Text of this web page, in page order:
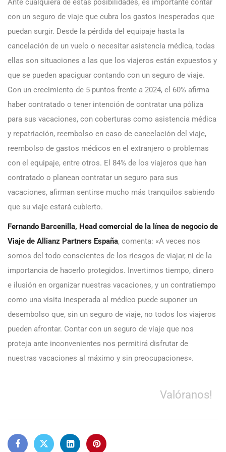
Ante cualquiera de estas posibilidades, es importante contar
con un seguro de viaje que cubra los gastos inesperados que
puedan surgir. Desde la pérdida del equipaje hasta la
cancelación de un vuelo o necesitar asistencia médica, todas
ellas son situaciones a las que los viajeros están expuestos y
que se pueden apaciguar contando con un seguro de viaje.
Con un crecimiento de 5 puntos frente a 2024, el 60% afirma
haber contratado o tener intención de contratar una póliza
para sus vacaciones, con coberturas como asistencia médica
y repatriación, reembolso en caso de cancelación del viaje,
reembolso de gastos médicos en el extranjero o problemas
con el equipaje, entre otros. El 84% de los viajeros que han
contratado o planean contratar un seguro para sus
vacaciones, afirman sentirse mucho más tranquilos sabiendo
que su viaje estará cubierto.
Fernando Barcenilla, Head comercial de la línea de negocio de
Viaje de Allianz Partners España, comenta: «A veces nos
somos del todo conscientes de los riesgos de viajar, ni de la
importancia de hacerlo protegidos. Invertimos tiempo, dinero
e ilusión en organizar nuestras vacaciones, y un contratiempo
como una visita inesperada al médico puede suponer un
desembolso que, sin un seguro de viaje, no todos los viajeros
pueden afrontar. Contar con un seguro de viaje que nos
proteja ante inconvenientes nos permitirá disfrutar de
nuestras vacaciones al máximo y sin preocupaciones».
Valóranos!